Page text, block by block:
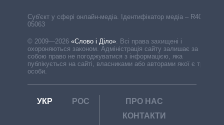
Cуб'єкт у сфері онлайн-медіа. Ідентифікатор медіа – R40-
05063
© 2009—2026 «Слово і Діло». Всі права захищені і
охороняються законом. Адміністрація сайту залишає за
собою право не погоджуватися з інформацією, яка
публікується на сайті, власниками або авторами якої є треті
особи.
УКР РОС
ПРО НАС
КОНТАКТИ